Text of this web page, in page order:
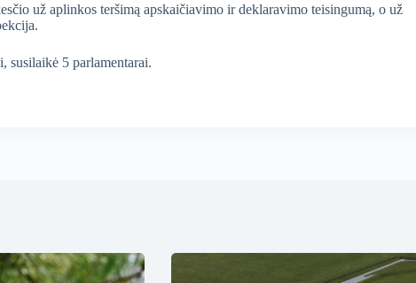
už aplinkos teršimą apskaičiavimo ir deklaravimo teisingumą, o už
susilaikė 5 parlamentarai.